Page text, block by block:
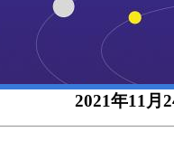
2021年11月